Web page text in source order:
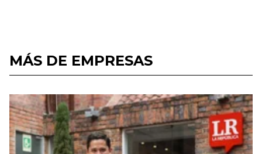
MÁS DE EMPRESAS